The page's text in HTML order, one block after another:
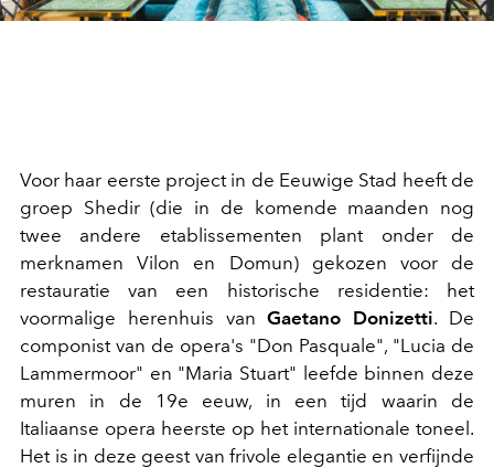
Voor haar eerste project in de Eeuwige Stad heeft de
groep Shedir (die in de komende maanden nog
twee andere etablissementen plant onder de
merknamen Vilon en Domun) gekozen voor de
restauratie van een historische residentie: het
voormalige herenhuis vanGaetano Donizetti. De
componist van de opera's "Don Pasquale", "Lucia de
Lammermoor" en "Maria Stuart" leefde binnen deze
muren in de 19e eeuw, in een tijd waarin de
Italiaanse opera heerste op het internationale toneel.
Het is in deze geest van frivole elegantie en verfijnde